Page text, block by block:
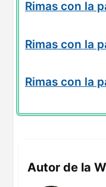
Rimas con la
Rimas con la
Rimas con la
Autor de la